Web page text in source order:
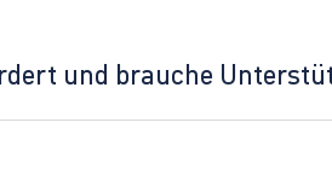
und brauche